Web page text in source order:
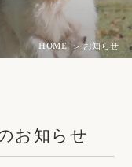
HOME お知らせ
お知らせ